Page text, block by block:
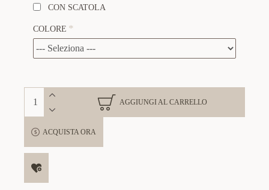
CON SCATOLA
COLORE
AGGIUNGI AL CARRELLO
ACQUISTA ORA